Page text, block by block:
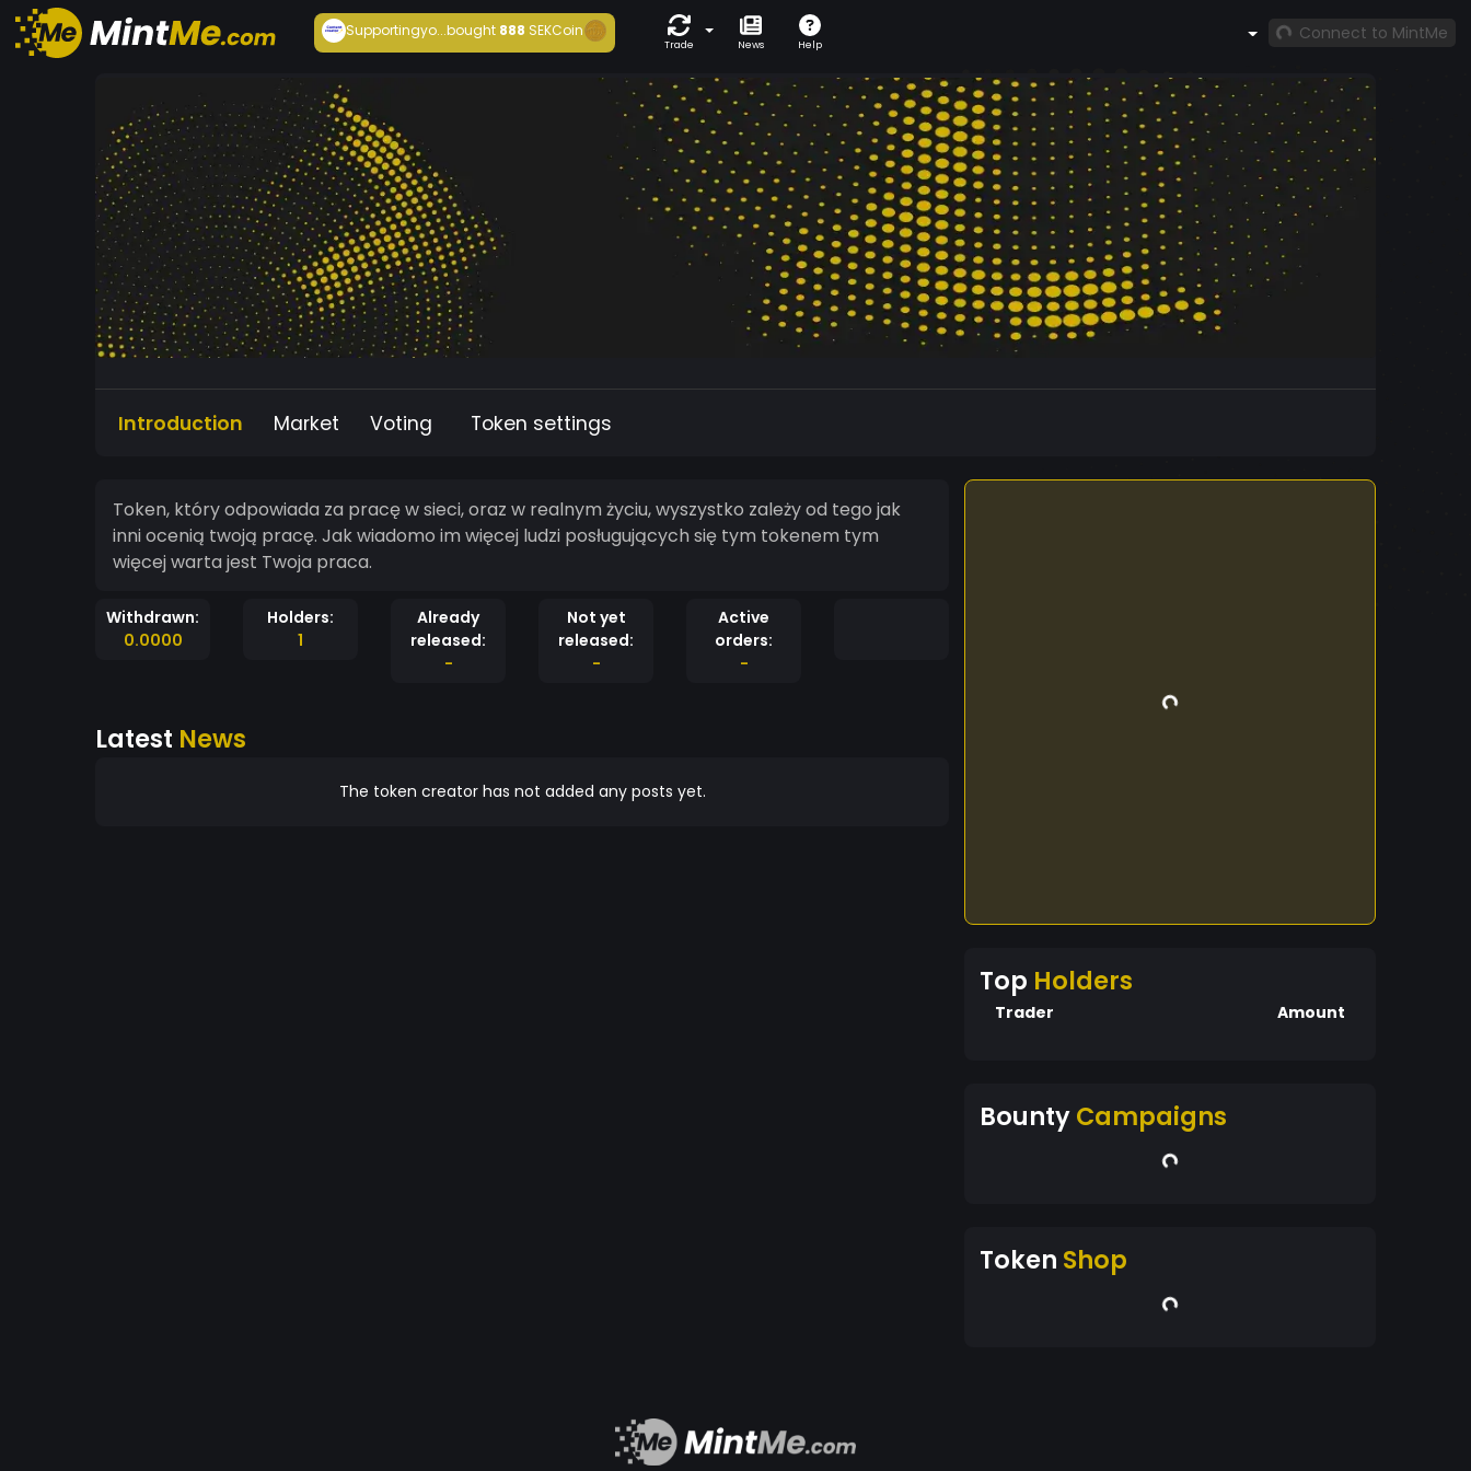
Supportingyo...bought 888 SEKCoin
Trade News Help
Connect to MintMe
Introduction Market Voting Token settings
Token, który odpowiada za pracę w sieci, oraz w realnym życiu, wyszystko zależy od tego jak
inni ocenią twoją pracę. Jak wiadomo im więcej ludzi posługujących się tym tokenem tym
więcej warta jest Twoja praca.
Withdrawn:
0.0000
Holders:
1
Already
released:
-
Not yet
released:
-
Active
orders:
-
Latest News
The token creator has not added any posts yet.
Top Holders
Trader Amount
BountyCampaigns
Token Shop